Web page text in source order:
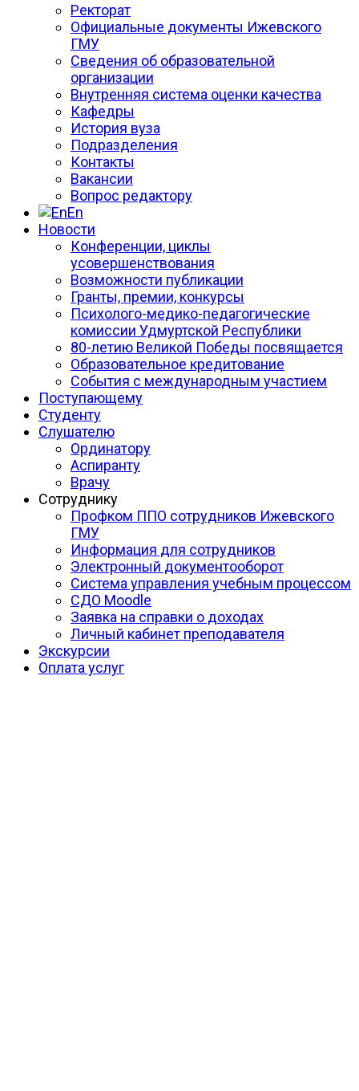
Ректорат
Официальные документы Ижевского
ГМУ
Сведения об образовательной
организации
Внутренняя система оценки качества
Кафедры
История вуза
Подразделения
Контакты
Вакансии
Вопрос редактору
En
Новости
Конференции, циклы
усовершенствования
Возможности публикации
Гранты, премии, конкурсы
Психолого-медико-педагогические
комиссии Удмуртской Республики
80-летию Великой Победы посвящается
Образовательное кредитование
События с международным участием
Поступающему
Студенту
Слушателю
Ординатору
Аспиранту
Врачу
Сотруднику
Профком ППО сотрудников Ижевского
ГМУ
Информация для сотрудников
Электронный документооборот
Система управления учебным процессом
СДО Moodle
Заявка на справки о доходах
Личный кабинет преподавателя
Экскурсии
Оплата услуг